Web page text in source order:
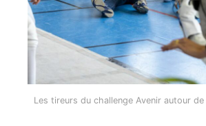
Les tireurs du challenge Avenir autour